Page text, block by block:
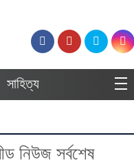
সাহিত্য
নিউজ সর্বশেষ